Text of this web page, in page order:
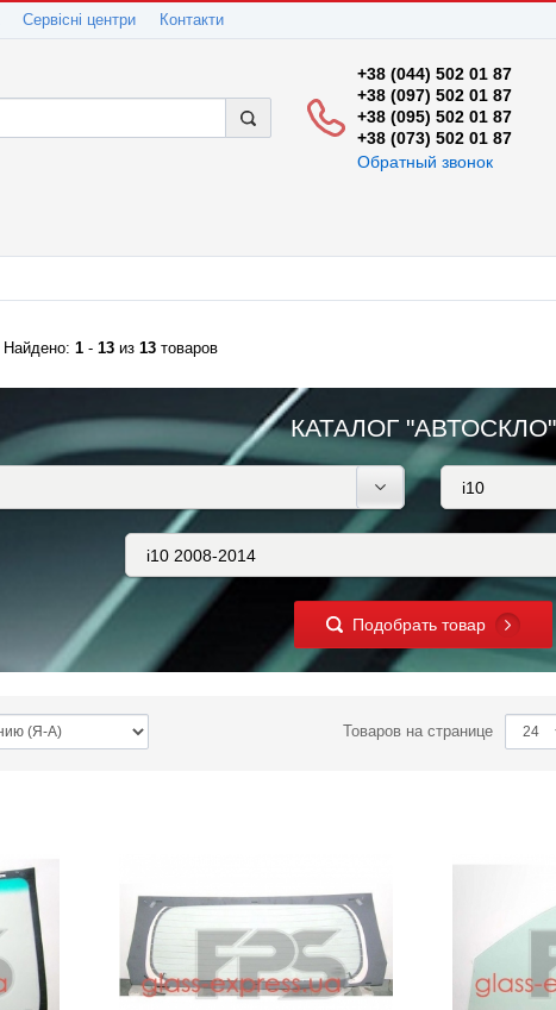
Сервісні центри Контакти
+38 (044) 502 01 87
+38 (097) 502 01 87
+38 (095) 502 01 87
+38 (073) 502 01 87
Обратный звонок
Найдено: 1 - 13 из 13 товаров
КАТАЛОГ "АВТОСКЛО"
Подобрать товар
Товаров на странице